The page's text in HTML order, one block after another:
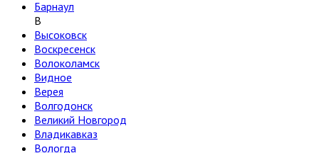
Барнаул
В
Высоковск
Воскресенск
Волоколамск
Видное
Верея
Волгодонск
Великий Новгород
Владикавказ
Вологда